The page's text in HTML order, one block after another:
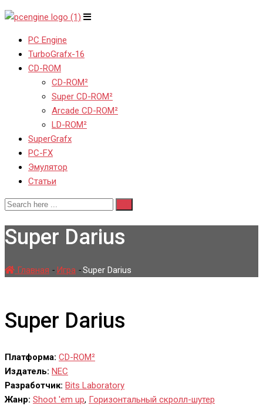
PC Engine
TurboGrafx-16
CD-ROM
CD-ROM²
Super CD-ROM²
Arcade CD-ROM²
LD-ROM²
SuperGrafx
PC-FX
Эмулятор
Статьи
Super Darius
Главная - Игра -Super Darius
Super Darius
Платформа: CD-ROM²
Издатель: NEC
Разработчик: Bits Laboratory
Жанр: Shoot 'em up, Горизонтальный скролл-шутер